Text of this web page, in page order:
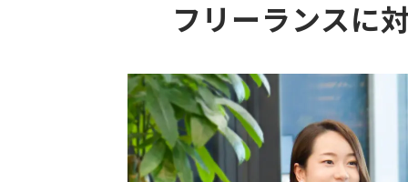
フリーランスに